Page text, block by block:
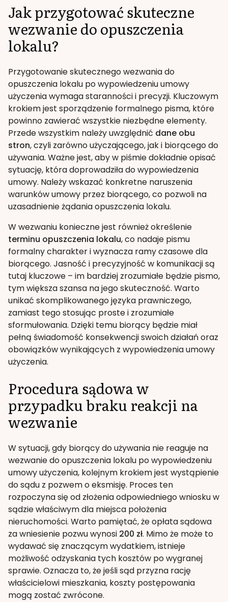
Jak przygotować skuteczne
wezwanie do opuszczenia
lokalu?
Przygotowanie skutecznego wezwania do
opuszczenia lokalu po wypowiedzeniu umowy
użyczenia wymaga staranności i precyzji. Kluczowym
krokiem jest sporządzenie formalnego pisma, które
powinno zawierać wszystkie niezbędne elementy.
Przede wszystkim należy uwzględnić dane obu
stron, czyli zarówno użyczającego, jak i biorącego do
używania. Ważne jest, aby w piśmie dokładnie opisać
sytuację, która doprowadziła do wypowiedzenia
umowy. Należy wskazać konkretne naruszenia
warunków umowy przez biorącego, co pozwoli na
uzasadnienie żądania opuszczenia lokalu.
W wezwaniu konieczne jest również określenie
terminu opuszczenia lokalu, co nadaje pismu
formalny charakter i wyznacza ramy czasowe dla
biorącego. Jasność i precyzyjność w komunikacji są
tutaj kluczowe – im bardziej zrozumiałe będzie pismo,
tym większa szansa na jego skuteczność. Warto
unikać skomplikowanego języka prawniczego,
zamiast tego stosując proste i zrozumiałe
sformułowania. Dzięki temu biorący będzie miał
pełną świadomość konsekwencji swoich działań oraz
obowiązków wynikających z wypowiedzenia umowy
użyczenia.
Procedura sądowa w
przypadku braku reakcji na
wezwanie
W sytuacji, gdy biorący do używania nie reaguje na
wezwanie do opuszczenia lokalu po wypowiedzeniu
umowy użyczenia, kolejnym krokiem jest wystąpienie
do sądu z pozwem o eksmisję. Proces ten
rozpoczyna się od złożenia odpowiedniego wniosku w
sądzie właściwym dla miejsca położenia
nieruchomości. Warto pamiętać, że opłata sądowa
za wniesienie pozwu wynosi 200 zł. Mimo że może to
wydawać się znaczącym wydatkiem, istnieje
możliwość odzyskania tych kosztów po wygranej
sprawie. Oznacza to, że jeśli sąd przyzna rację
właścicielowi mieszkania, koszty postępowania
mogą zostać zwrócone.